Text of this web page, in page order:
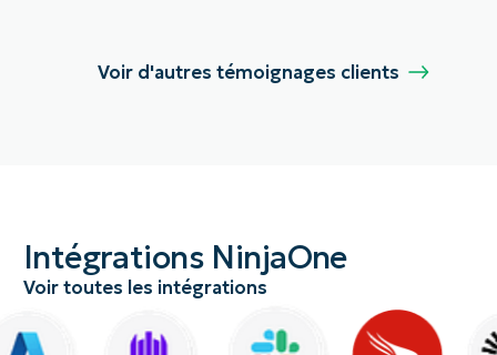
Voir d'autres témoignages clients
Intégrations NinjaOne
Voir toutes les intégrations